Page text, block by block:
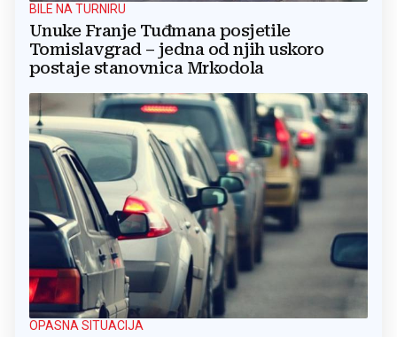
BILE NA TURNIRU
Unuke Franje Tuđmana posjetile
Tomislavgrad – jedna od njih uskoro
postaje stanovnica Mrkodola
OPASNA SITUACIJA